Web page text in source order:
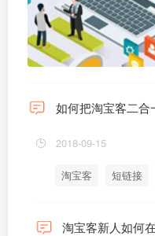
如何把淘宝客二合
2018-09-15
淘宝客 短链接
淘宝客新人如何